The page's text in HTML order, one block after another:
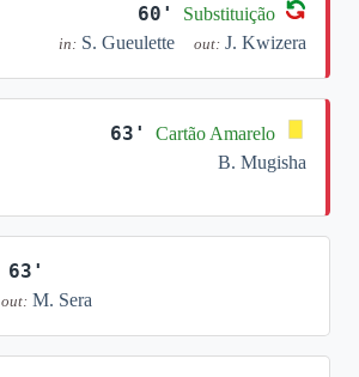
60' Substituição
in: S. Gueulette out: J. Kwizera
63'
Cartão Amarelo
B. Mugisha
63'
out: M. Sera